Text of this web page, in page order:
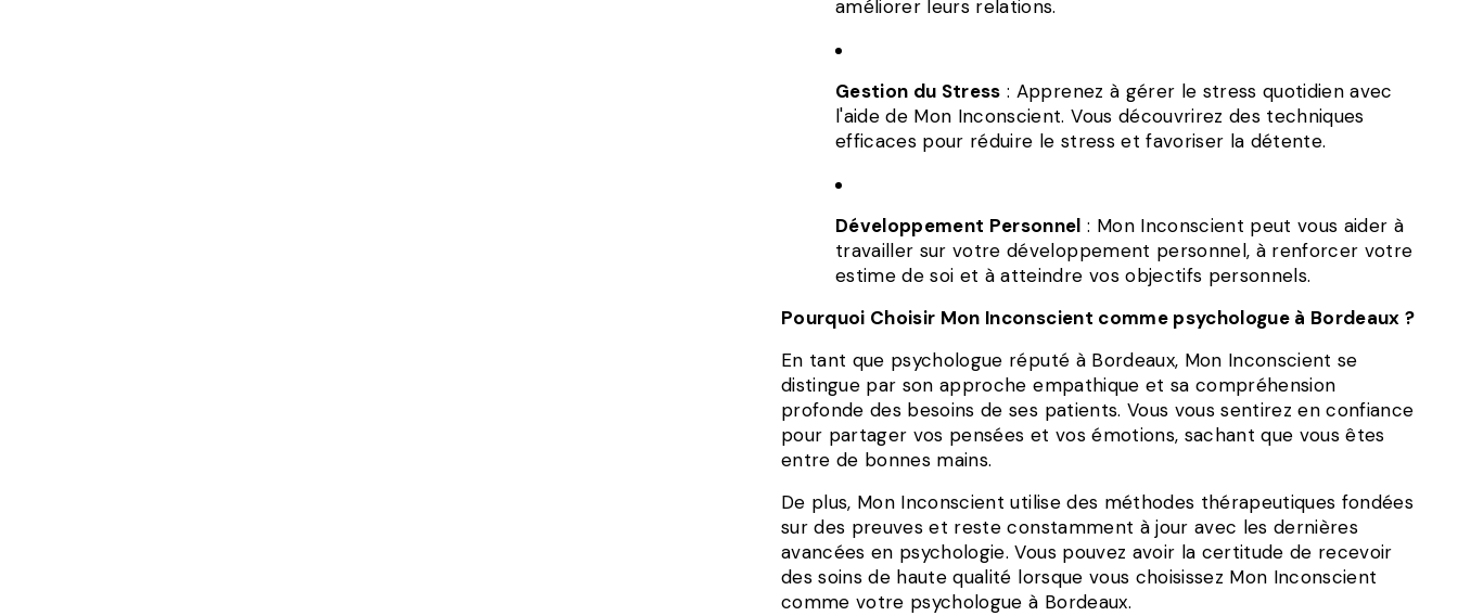
améliorer leurs relations.
Gestion du Stress : Apprenez à gérer le stress quotidien avec
l'aide de Mon Inconscient. Vous découvrirez des techniques
efficaces pour réduire le stress et favoriser la détente.
Développement Personnel : Mon Inconscient peut vous aider à
travailler sur votre développement personnel, à renforcer votre
estime de soi et à atteindre vos objectifs personnels.
Pourquoi Choisir Mon Inconscient comme psychologue à Bordeaux ?
En tant que psychologue réputé à Bordeaux, Mon Inconscient se
distingue par son approche empathique et sa compréhension
profonde des besoins de ses patients. Vous vous sentirez en confiance
pour partager vos pensées et vos émotions, sachant que vous êtes
entre de bonnes mains.
De plus, Mon Inconscient utilise des méthodes thérapeutiques fondées
sur des preuves et reste constamment à jour avec les dernières
avancées en psychologie. Vous pouvez avoir la certitude de recevoir
des soins de haute qualité lorsque vous choisissez Mon Inconscient
comme votre psychologue à Bordeaux.